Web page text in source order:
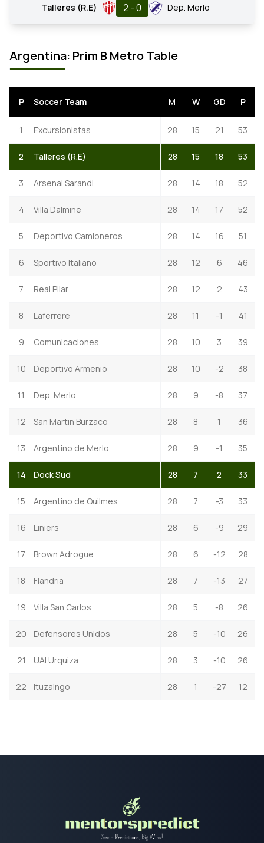
Talleres (R.E) 2 - 0 Dep. Merlo
Argentina: Prim B Metro Table
P Soccer Team M W GD P
1 Excursionistas 28 15 21 53
2 Talleres (R.E) 28 15 18 53
3 Arsenal Sarandi 28 14 18 52
4 Villa Dalmine 28 14 17 52
5 Deportivo Camioneros 28 14 16 51
6 Sportivo Italiano 28 12 6 46
7 Real Pilar 28 12 2 43
8 Laferrere 28 11 -1 41
9 Comunicaciones 28 10 3 39
10 Deportivo Armenio 28 10 -2 38
11 Dep. Merlo 28 9 -8 37
12 San Martin Burzaco 28 8 1 36
13 Argentino de Merlo 28 9 -1 35
14 Dock Sud 28 7 2 33
15 Argentino de Quilmes 28 7 -3 33
16 Liniers 28 6 -9 29
17 Brown Adrogue 28 6 -12 28
18 Flandria 28 7 -13 27
19 Villa San Carlos 28 5 -8 26
20 Defensores Unidos 28 5 -10 26
21 UAI Urquiza 28 3 -10 26
22 Ituzaingo 28 1 -27 12